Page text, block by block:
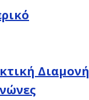
Διαμονή